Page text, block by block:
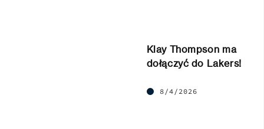
Klay Thompson ma
dołączyć do Lakers!
8/4/2026